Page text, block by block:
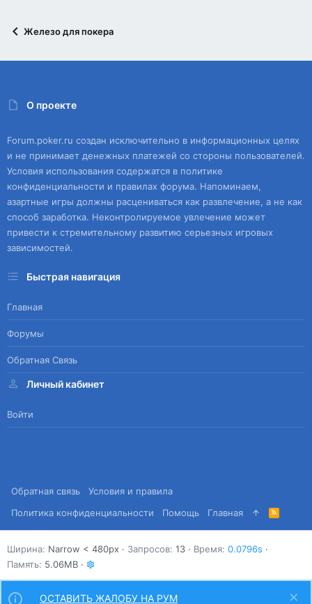
Железо для покера
О проекте
Forum.poker.ru создан исключительно в информационных целях
и не принимает денежных платежей со стороны пользователей.
Условия использования содержатся в политике
конфиденциальности и правилах форума. Напоминаем,
азартные игры должны расцениваться как развлечение, а не как
способ заработка. Неконтролируемое увлечение может
привести к стремительному развитию серьезных игровых
зависимостей.
Быстрая навигация
Главная
Форумы
Обратная Связь
Личный кабинет
Войти
Обратная связь
Условия и правила
Политика конфиденциальности
Помощь Главная
R
S
S
Ширина Запросов 13 Время 0.0796s
Память 5.06MB
ОСТАВИТЬ ЖАЛОБУ НА РУМ